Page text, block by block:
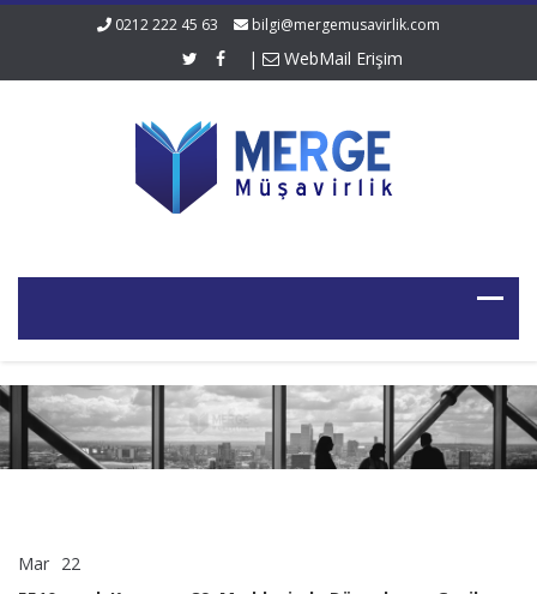
0212 222 45 63 bilgi@mergemusavirlik.com
| WebMail Erişim
Mar 22